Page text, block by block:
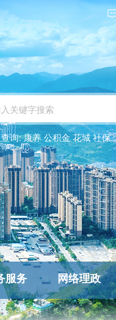
查询:康养 公积金 花城 社保
服务 网络理政